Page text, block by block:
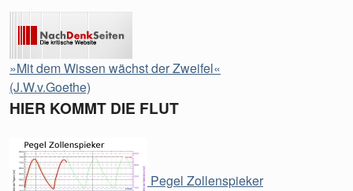
»Mit dem Wissen wächst der Zweifel«
(J.W.v.Goethe)
HIER KOMMT DIE FLUT
Pegel Zollenspieker